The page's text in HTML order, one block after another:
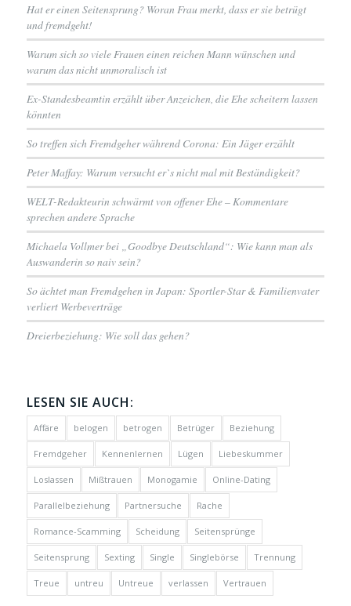
Hat er einen Seitensprung? Woran Frau merkt, dass er sie betrügt
und fremdgeht!
Warum sich so viele Frauen einen reichen Mann wünschen und
warum das nicht unmoralisch ist
Ex-Standesbeamtin erzählt über Anzeichen, die Ehe scheitern lassen
könnten
So treffen sich Fremdgeher während Corona: Ein Jäger erzählt
Peter Maffay: Warum versucht er`s nicht mal mit Beständigkeit?
WELT-Redakteurin schwärmt von offener Ehe – Kommentare
sprechen andere Sprache
Michaela Vollmer bei „Goodbye Deutschland“: Wie kann man als
Auswanderin so naiv sein?
So ächtet man Fremdgehen in Japan: Sportler-Star & Familienvater
verliert Werbeverträge
Dreierbeziehung: Wie soll das gehen?
LESEN SIE AUCH:
Affäre belogen betrogen Betrüger Beziehung
Fremdgeher Kennenlernen Lügen Liebeskummer
Loslassen Mißtrauen Monogamie Online-Dating
Parallelbeziehung Partnersuche Rache
Romance-Scamming Scheidung Seitensprünge
Seitensprung Sexting Single Singlebörse Trennung
Treue untreu Untreue verlassen Vertrauen